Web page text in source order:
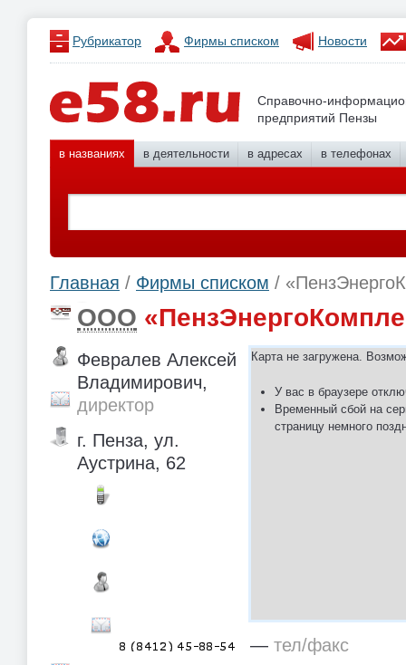
Рубрикатор Фирмы списком Новости
Справочно-
предприятий Пензы
в названиях в деятельности в адресах в телефонах
Главная / Фирмы списком /
ООО
Карта не загружена.
У вас в браузере
Временный сбой на
страницу немного
Февралев Алексей
Владимирович,
директор
г. Пенза, ул.
Аустрина, 62
— тел/факс